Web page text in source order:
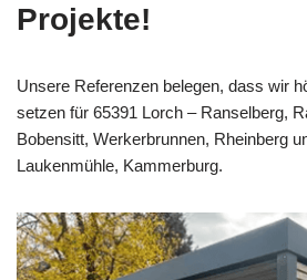
Projekte!
Unsere Referenzen belegen, dass wir
setzen für 65391 Lorch – Ranselberg,
Bobensitt, Werkerbrunnen, Rheinberg
Laukenmühle, Kammerburg.